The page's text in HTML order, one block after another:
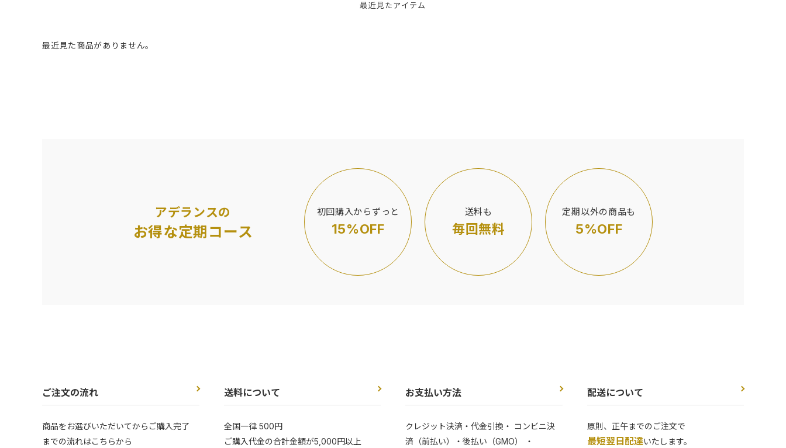
最近見たアイテム
最近見た商品がありません。
アデランスの
お得な定期コース
初回購入からずっと
15%OFF
送料も
毎回無料
定期以外の商品も
5%OFF
ご注文の流れ
商品をお選びいただいてからご購入完了
までの流れはこちらから
送料について
全国一律 500円
ご購入代金の合計金額が5,000円以上
お支払い方法
クレジット決済・代金引換・ コンビニ決
済（前払い）・後払い（GMO） ・
配送について
原則、正午までのご注文で
最短翌日配達いたします。